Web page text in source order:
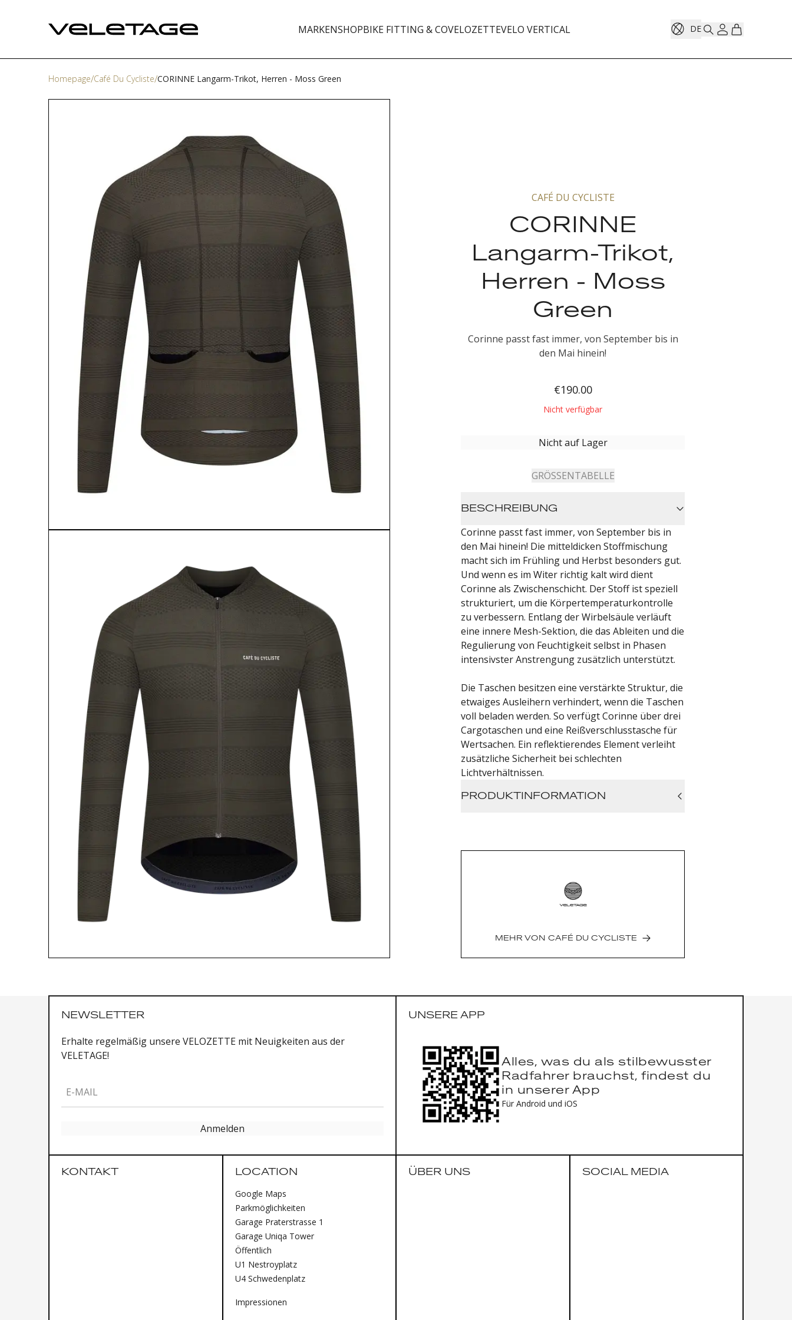
MARKENSHOPBIKE FITTING & COVELOZETTEVELO VERTICAL DE
Homepage Café Du Cycliste CORINNE Langarm-Trikot, Herren - Moss Green
CAFÉ DU CYCLISTE
CORINNE
Langarm-Trikot,
Herren - Moss
Green
Corinne passt fast immer, von September bis in
den Mai hinein!
€190.00
Nicht verfügbar
Nicht auf Lager
GRÖSSENTABELLE
BESCHREIBUNG
Corinne passt fast immer, von September bis in
den Mai hinein! Die mitteldicken Stoffmischung
macht sich im Frühling und Herbst besonders gut.
Und wenn es im Witer richtig kalt wird dient
Corinne als Zwischenschicht. Der Stoff ist speziell
strukturiert, um die Körpertemperaturkontrolle
zu verbessern. Entlang der Wirbelsäule verläuft
eine innere Mesh-Sektion, die das Ableiten und die
Regulierung von Feuchtigkeit selbst in Phasen
intensivster Anstrengung zusätzlich unterstützt.
Die Taschen besitzen eine verstärkte Struktur, die
etwaiges Ausleihern verhindert, wenn die Taschen
voll beladen werden. So verfügt Corinne über drei
Cargotaschen und eine Reißverschlusstasche für
Wertsachen. Ein reflektierendes Element verleiht
zusätzliche Sicherheit bei schlechten
Lichtverhältnissen.
PRODUKTINFORMATION
Drei Cargotaschen
Reflektierendes Element
MEHR VON CAFÉ DU CYCLISTE
NEWSLETTER
Erhalte regelmäßig unsere VELOZETTE mit Neuigkeiten aus der
VELETAGE!
E-MAIL
Anmelden
UNSERE APP
Alles, was du als stilbewusster
Radfahrer brauchst, findest du
in unserer App
Für Android und iOS
KONTAKT LOCATION
Google Maps
Parkmöglichkeiten
Garage Praterstrasse 1
Garage Uniqa Tower
Öffentlich
U1 Nestroyplatz
U4 Schwedenplatz
Impressionen
ÜBER UNS SOCIAL MEDIA